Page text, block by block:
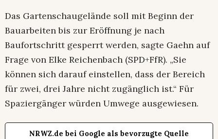
Das Gartenschaugelände soll mit Beginn der
Bauarbeiten bis zur Eröffnung je nach
Baufortschritt gesperrt werden, sagte Gaehn auf
Frage von Elke Reichenbach (SPD+FfR). „Sie
können sich darauf einstellen, dass der Bereich
für zwei, drei Jahre nicht zugänglich ist.“ Für
Spaziergänger würden Umwege ausgewiesen.
NRWZ.de bei Google als bevorzugte Quelle